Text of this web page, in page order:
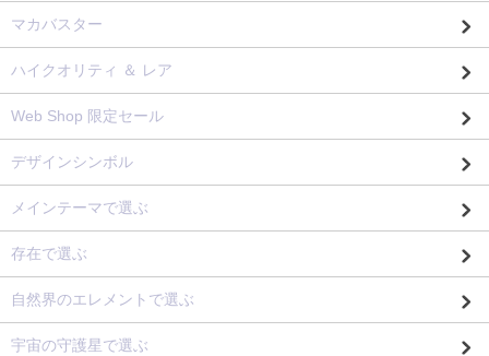
マカバスター
ハイクオリティ ＆ レア
Web Shop 限定セール
デザインシンボル
メインテーマで選ぶ
存在で選ぶ
自然界のエレメントで選ぶ
宇宙の守護星で選ぶ